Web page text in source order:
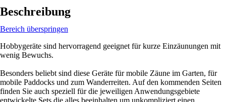
Beschreibung
Bereich überspringen
Hobbygeräte sind hervorragend geeignet für kurze Einzäunungen mit
wenig Bewuchs.
Besonders beliebt sind diese Geräte für mobile Zäune im Garten, für
mobile Paddocks und zum Wanderreiten. Auf den kommenden Seiten
finden Sie auch speziell für die jeweiligen Anwendungsgebiete
entwickelte Sets die alles beeinhalten um unkompliziert einen